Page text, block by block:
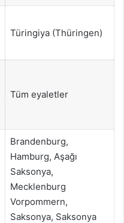
Türingiya (Thüringen)
Tüm eyaletler
Brandenburg,
Hamburg, Aşağı
Saksonya,
Mecklenburg
Vorpommern,
Saksonya, Saksonya